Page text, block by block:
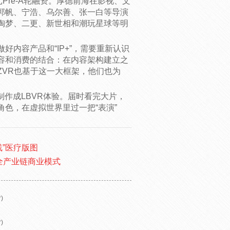
帆、宁浩、乌尔善、张一白等导演
梦、二更、新世相和潮玩星球等明
内容产品和“IP+”，需要重新认识
和消费的结合：在内容架构建立之
也基于这一大框架，他们也为
成LBVR体验。届时看完大片，
，在虚拟世界里过一把“表演”
医疗版图
产业链商业模式